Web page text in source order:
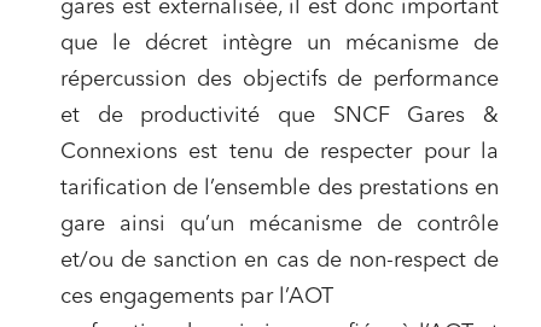
gares est externalisée, il est donc important
que le décret intègre un mécanisme de
répercussion des objectifs de performance
et de productivité que SNCF Gares &
Connexions est tenu de respecter pour la
tarification de l’ensemble des prestations en
gare ainsi qu’un mécanisme de contrôle
et/ou de sanction en cas de non-respect de
ces engagements par l’AOT